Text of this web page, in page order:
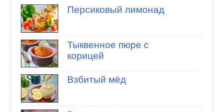
Персиковый лимонад
Тыквенное пюре с
корицей
Взбитый мёд